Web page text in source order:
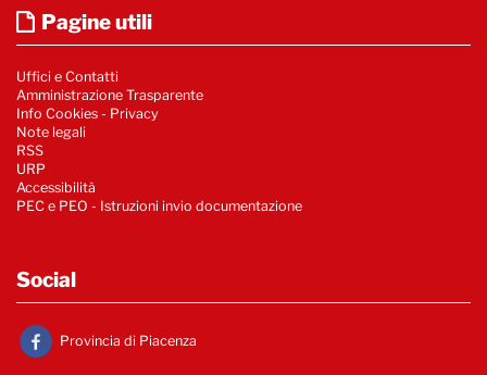
Pagine utili
Uffici e Contatti
Amministrazione Trasparente
Info Cookies - Privacy
Note legali
RSS
URP
Accessibilità
PEC e PEO - Istruzioni invio documentazione
Social
Provincia di Piacenza